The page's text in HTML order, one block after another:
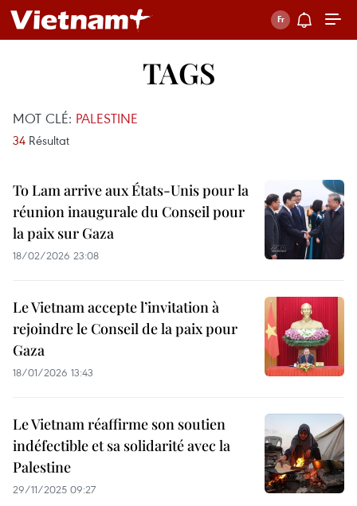
TAGS
MOT CLÉ: PALESTINE
34 Résultat
To Lam arrive aux États-Unis pour la
réunion inaugurale du Conseil pour
la paix sur Gaza
18/02/2026 23:08
Le Vietnam accepte l’invitation à
rejoindre le Conseil de la paix pour
Gaza
18/01/2026 13:43
Le Vietnam réaffirme son soutien
indéfectible et sa solidarité avec la
Palestine
29/11/2025 09:27